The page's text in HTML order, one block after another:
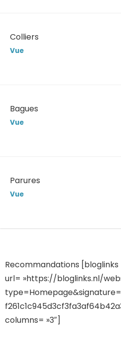
Colliers
Vue
Bagues
Vue
Parures
Vue
Recommandations [bloglinks
url= »https://bloglinks.nl/
columns= »3″]